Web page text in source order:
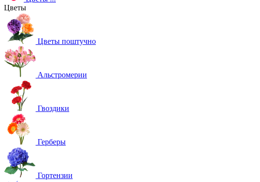
Цветы
Цветы поштучно
Альстромерии
Гвоздики
Герберы
Гортензии